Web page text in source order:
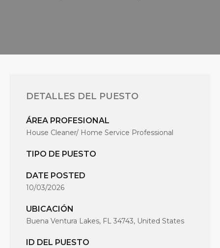
DETALLES DEL PUESTO
ÁREA PROFESIONAL
House Cleaner/ Home Service Professional
TIPO DE PUESTO
DATE POSTED
10/03/2026
UBICACIÓN
Buena Ventura Lakes, FL 34743, United States
ID DEL PUESTO